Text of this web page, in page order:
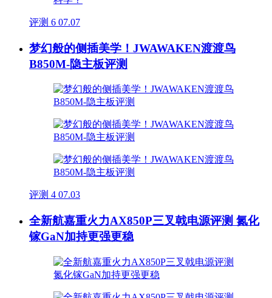
评测 6 07.07
梦幻般的侧插美学！JWAWAKEN渡渡鸟
B850M-隐主板评测
评测 4 07.03
全新航嘉重火力AX850P三叉戟电源评测 氮化
镓GaN加持更强更稳